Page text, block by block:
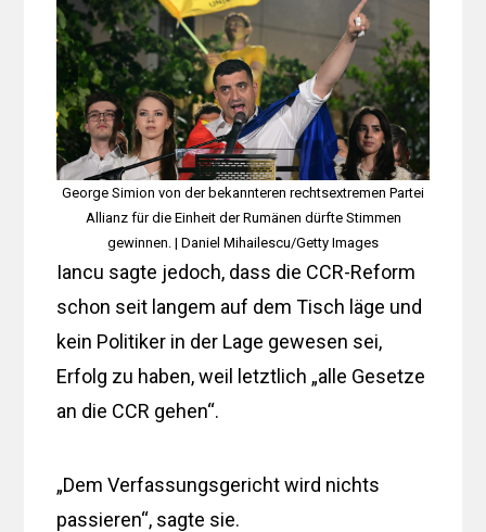
George Simion von der bekannteren rechtsextremen Partei
Allianz für die Einheit der Rumänen dürfte Stimmen
gewinnen. | Daniel Mihailescu/Getty Images
Iancu sagte jedoch, dass die CCR-Reform
schon seit langem auf dem Tisch läge und
kein Politiker in der Lage gewesen sei,
Erfolg zu haben, weil letztlich „alle Gesetze
an die CCR gehen“.
„Dem Verfassungsgericht wird nichts
passieren“, sagte sie.